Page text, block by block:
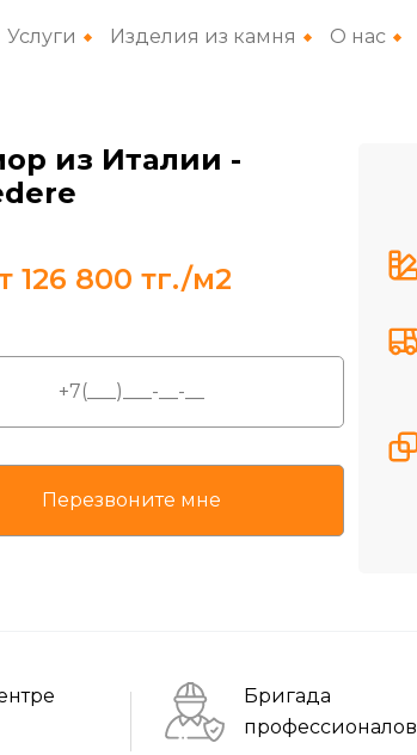
Услуги Изделия из камня О нас
из Италии -
126 800 тг./м2
Бригада
профессионалов